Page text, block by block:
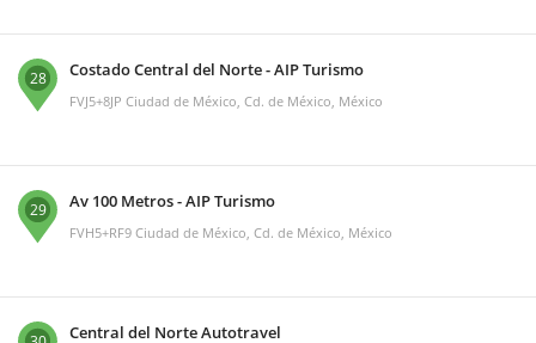
28 Costado Central del Norte - AIP Turismo
FVJ5+8JP Ciudad de México, Cd. de México, México
29 Av 100 Metros - AIP Turismo
FVH5+RF9 Ciudad de México, Cd. de México, México
Central del Norte Autotravel